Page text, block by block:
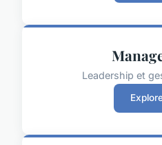
Leadership et